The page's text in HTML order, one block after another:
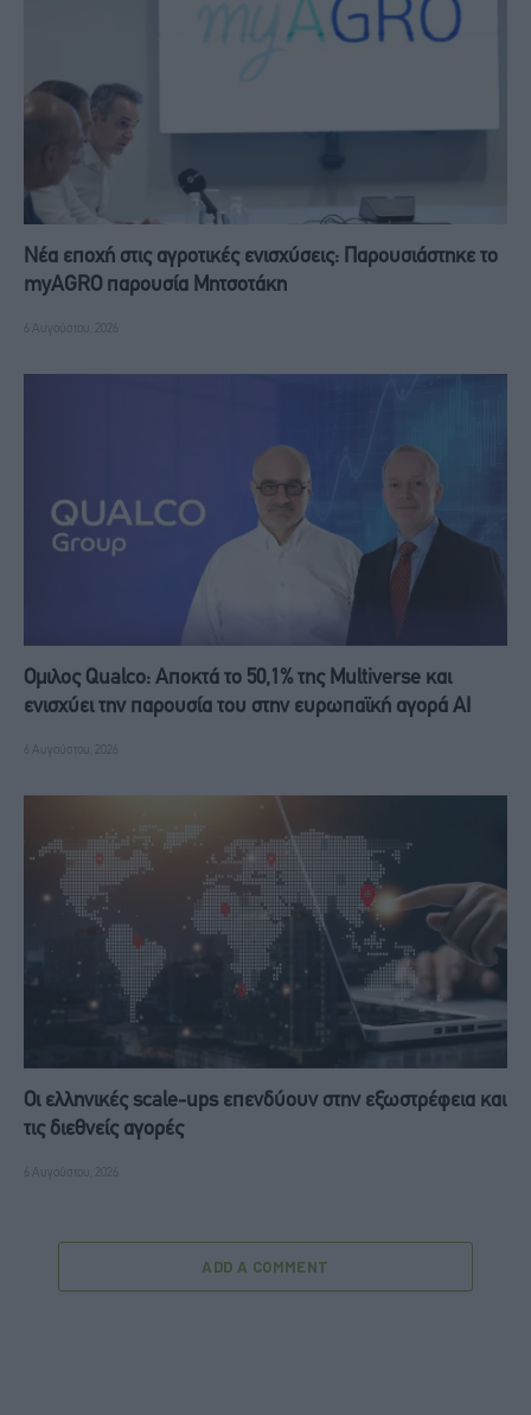
Νέα εποχή στις αγροτικές ενισχύσεις: Παρουσιάστηκε το
myAGRO παρουσία Μητσοτάκη
6 Αυγούστου, 2026
Ομιλος Qualco: Αποκτά το 50,1% της Multiverse και
ενισχύει την παρουσία του στην ευρωπαϊκή αγορά ΑΙ
6 Αυγούστου, 2026
Οι ελληνικές scale-ups επενδύουν στην εξωστρέφεια και
τις διεθνείς αγορές
6 Αυγούστου, 2026
ADD A COMMENT